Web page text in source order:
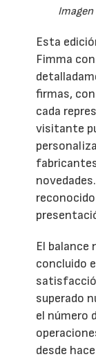
Esta
Fimma
firmas,
cada
visitante
El balance
concluido
superado
el número
desde